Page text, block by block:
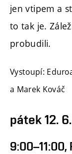
jen vtipem a
to tak je.
probudili.
Vystoupí:
a Marek Kováč
pátek 12.